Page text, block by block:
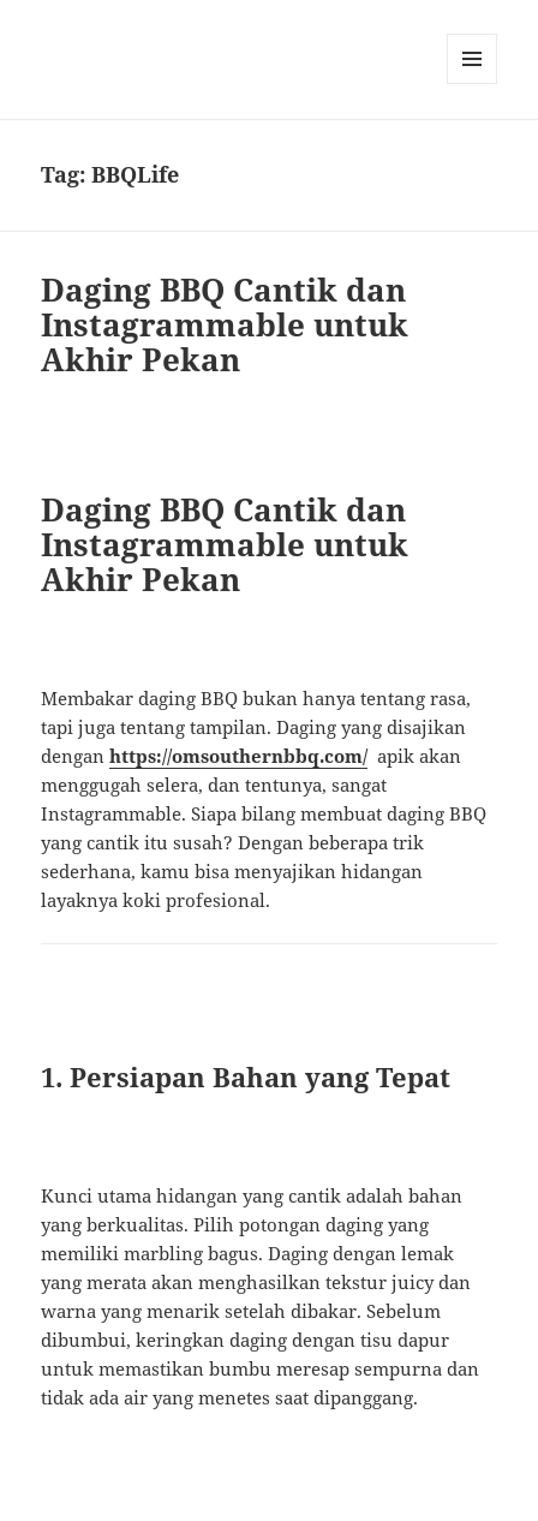
Tag:BBQLife
Daging BBQ Cantik dan
Instagrammable untuk
Akhir Pekan
Daging BBQ Cantik dan
Instagrammable untuk
Akhir Pekan
Membakar daging BBQ bukan hanya tentang rasa,
tapi juga tentang tampilan. Daging yang disajikan
denganhttps://omsouthernbbq.com/apik akan
menggugah selera, dan tentunya, sangat
Instagrammable. Siapa bilang membuat daging BBQ
yang cantik itu susah? Dengan beberapa trik
sederhana, kamu bisa menyajikan hidangan
layaknya koki profesional.
1. Persiapan Bahan yang Tepat
Kunci utama hidangan yang cantik adalah bahan
yang berkualitas. Pilih potongan daging yang
memiliki marbling bagus. Daging dengan lemak
yang merata akan menghasilkan tekstur juicy dan
warna yang menarik setelah dibakar. Sebelum
dibumbui, keringkan daging dengan tisu dapur
untuk memastikan bumbu meresap sempurna dan
tidak ada air yang menetes saat dipanggang.